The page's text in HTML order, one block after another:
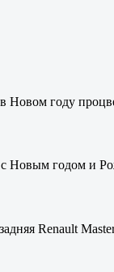
году
Новым годом и
Renault